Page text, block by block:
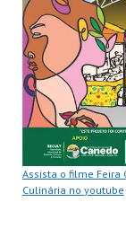
Assista o filme Feira
Culinária no youtube